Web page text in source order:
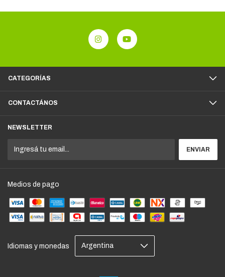
CATEGORÍAS
CONTACTÁNOS
NEWSLETTER
Medios de pago
Idiomas y monedas